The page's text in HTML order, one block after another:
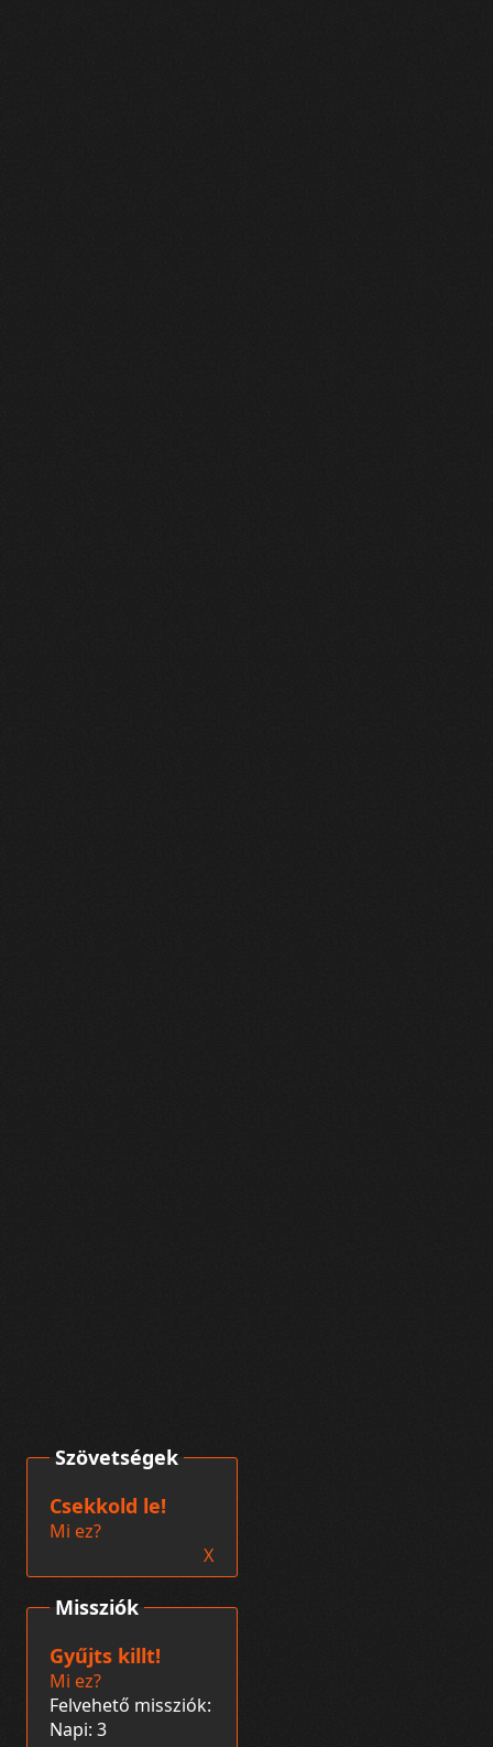
Missziók
Gyűjts killt!
Mi ez?
Felvehető missziók:
Napi: 3
Szövetségek
Csekkold le!
Mi ez?
X